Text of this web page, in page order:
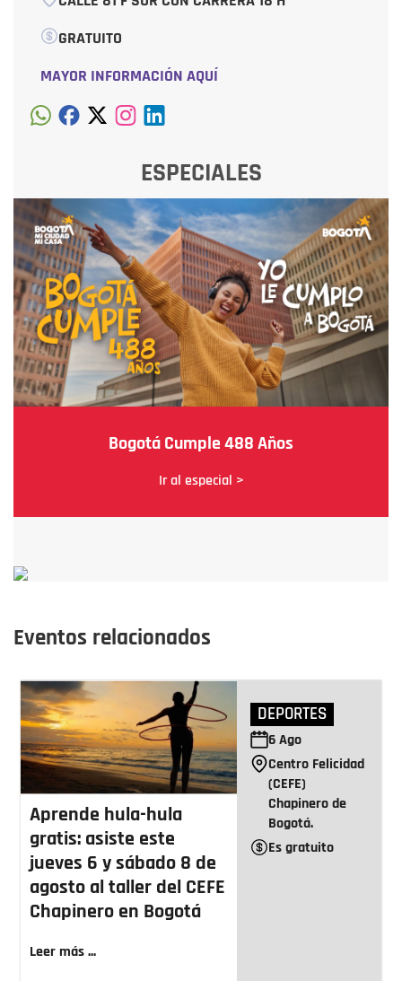
GRATUITO
MAYOR INFORMACIÓN AQUÍ
ESPECIALES
Bogotá Cumple 488 Años
Ir al especial >
Eventos relacionados
Aprende hula-hula
gratis: asiste este
jueves 6 y sábado 8 de
agosto al taller del CEFE
Chapinero en Bogotá
Leer más ...
DEPORTES
6Ago
Centro Felicidad
(CEFE)
Chapinero de
Bogotá.
Es gratuito